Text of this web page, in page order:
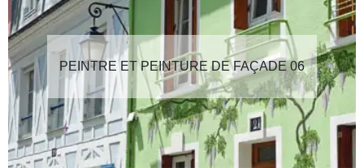
PEINTRE ET PEINTURE DE FAÇADE 06